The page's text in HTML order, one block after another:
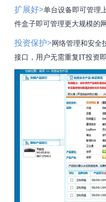
扩展好>单台设备即可管理
件盒子即可管理更大规模的网
投资保护>网络管理和安全
接口，用户无需重复IT投资